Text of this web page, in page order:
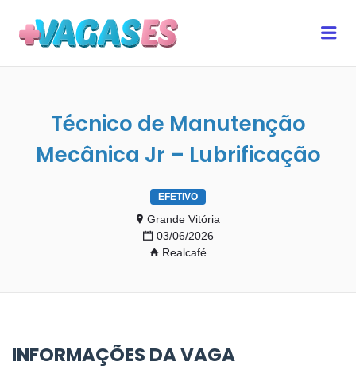
Técnico de Manutenção
Mecânica Jr – Lubrificação
EFETIVO
Grande Vitória
03/06/2026
Realcafé
INFORMAÇÕES DA VAGA